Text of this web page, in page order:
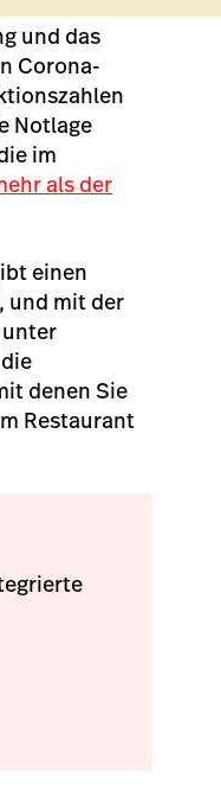
und das
Corona-
Notlage
im
als der
einen
und mit der
denen Sie
Restaurant